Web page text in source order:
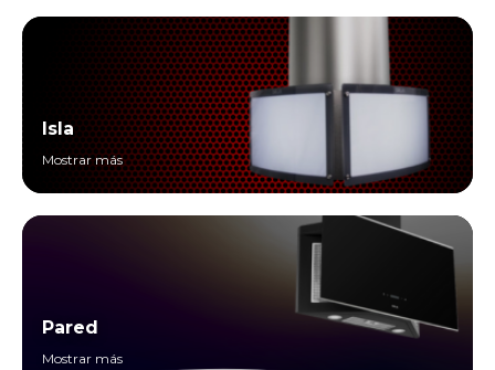
Isla
Mostrar más
Pared
Mostrar más